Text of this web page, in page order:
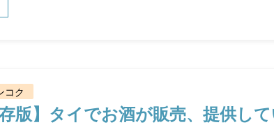
コク
版】タイでお酒が販売、提供して